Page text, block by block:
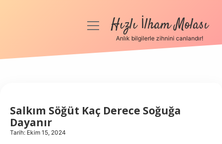
Anasayfa
Hakkımızda
menüyüHızlı İlham Molası
Anlık bilgilerle zihnini canlandır!
Salkım Söğüt Kaç Derece Soğuğa
Dayanır
Tarih: Ekim 15, 2024